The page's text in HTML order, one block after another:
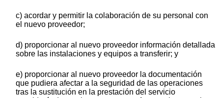
c) acordar y permitir la colaboración de su personal con
el nuevo proveedor;
d) proporcionar al nuevo proveedor información detallada
sobre las instalaciones y equipos a transferir; y
e) proporcionar al nuevo proveedor la documentación
que pudiera afectar a la seguridad de las operaciones
tras la sustitución en la prestación del servicio